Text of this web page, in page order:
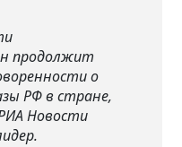
продолжит
о
РФ в стране,
Новости